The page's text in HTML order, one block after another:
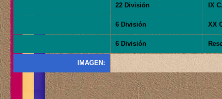
22 División IX
6 División XX
6 División
IMAGEN: